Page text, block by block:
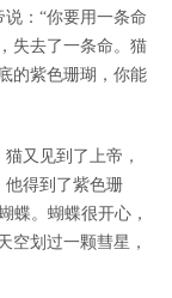
：“你要用一条命
失去了一条命。猫
的紫色珊瑚，你能
又见到了上帝，
他得到了紫色珊
蝶。蝴蝶很开心，
空划过一颗彗星，